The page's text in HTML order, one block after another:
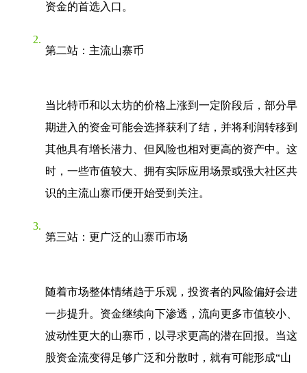
资金的首选入口。
第二站：主流山寨币
当比特币和以太坊的价格上涨到一定阶段后，部分早
期进入的资金可能会选择获利了结，并将利润转移到
其他具有增长潜力、但风险也相对更高的资产中。这
时，一些市值较大、拥有实际应用场景或强大社区共
识的主流山寨币便开始受到关注。
第三站：更广泛的山寨币市场
随着市场整体情绪趋于乐观，投资者的风险偏好会进
一步提升。资金继续向下渗透，流向更多市值较小、
波动性更大的山寨币，以寻求更高的潜在回报。当这
股资金流变得足够广泛和分散时，就有可能形成“山